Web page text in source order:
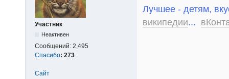
Участник
Неактивен
Сообщений: 2,495
Спасибо: 273
Лучшее - детям,
википедии...
Сайт